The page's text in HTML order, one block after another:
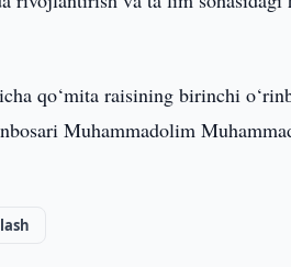
qo‘mita raisining birinchi
Muhammadolim